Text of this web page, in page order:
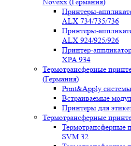
Принтеры-
ALX 734/735/736
Принтеры-
ALX 924/925/926
Принтер-
XPA 934
Термотрансферные
(Германия)
Print&Apply
Встраиваемые
Принтеры для
Термотрансферные
Термотрансферные
SVM 32